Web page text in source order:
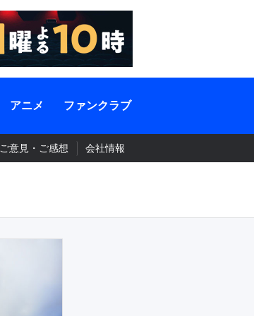
アニメ ファンクラブ
ご意見・ご感想 会社情報